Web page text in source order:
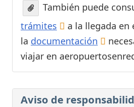
También puede
trámites
a la llegada en
la documentación
viajar en
Aviso de